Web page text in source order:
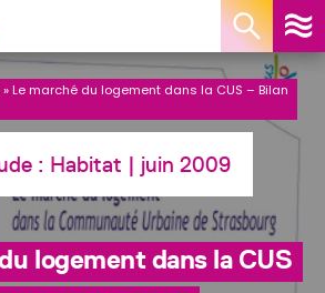
»Le marché du logement dans la CUS – Bilan
: Habitat | juin 2009
logement dans la CUS
cookies